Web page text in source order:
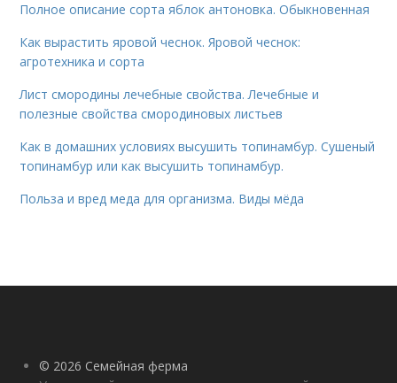
Полное описание сорта яблок антоновка. Обыкновенная
Как вырастить яровой чеснок. Яровой чеснок:
агротехника и сорта
Лист смородины лечебные свойства. Лечебные и
полезные свойства смородиновых листьев
Как в домашних условиях высушить топинамбур. Сушеный
топинамбур или как высушить топинамбур.
Польза и вред меда для организма. Виды мёда
© 2026 Семейная ферма